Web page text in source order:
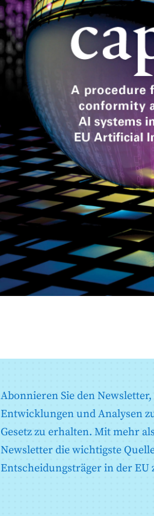
Abonnieren Sie den
Entwicklungen und Analysen
Gesetz zu erhalten. Mit mehr
Newsletter die wichtigste
Entscheidungsträger in der EU